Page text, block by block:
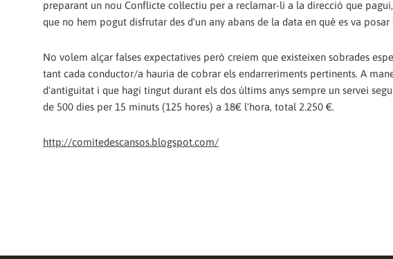
preparant un nou Conflicte col·lectiu per a reclamar-li a la direcció que
que no hem pogut disfrutar des d'un any abans de la data en què es va
No volem alçar falses expectatives però creiem que existeixen sobrades
tant cada conductor/a hauria de cobrar els endarreriments pertinents. A
d'antiguitat i que hagi tingut durant els dos últims anys sempre un servei
de 500 dies per 15 minuts (125 hores) a 18€ l'hora, total 2.250 €.
http://comitedescansos.blogspot.com/